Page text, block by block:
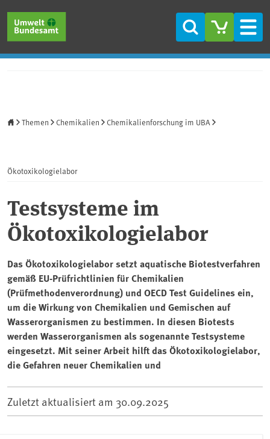
Suche
Themen Chemikalien Chemikalienforschung im UBA
Ökotoxikologielabor
Testsysteme im
Ökotoxikologielabor
Das Ökotoxikologielabor setzt aquatische Biotestverfahren
gemäß EU-Prüfrichtlinien für Chemikalien
(Prüfmethodenverordnung) und OECD Test Guidelines ein,
um die Wirkung von Chemikalien und Gemischen auf
Wasserorganismen zu bestimmen. In diesen Biotests
werden Wasserorganismen als sogenannte Testsysteme
eingesetzt. Mit seiner Arbeit hilft das Ökotoxikologielabor,
die Gefahren neuer Chemikalien und
Zuletzt aktualisiert am 30.09.2025